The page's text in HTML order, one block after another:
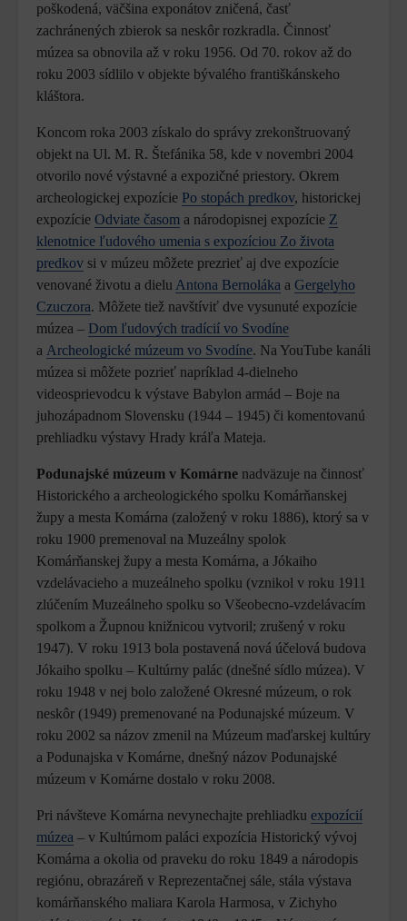
poškodená, väčšina exponátov zničená, časť
zachránených zbierok sa neskôr rozkradla. Činnosť
múzea sa obnovila až v roku 1956. Od 70. rokov až do
roku 2003 sídlilo v objekte bývalého františkánskeho
kláštora.
Koncom roka 2003 získalo do správy zrekonštruovaný
objekt na Ul. M. R. Štefánika 58, kde v novembri 2004
otvorilo nové výstavné a expozičné priestory. Okrem
archeologickej expozície Po stopách predkov, historickej
expozície Odviate časom a národopisnej expozície Z
klenotnice ľudového umenia s expozíciou Zo života
predkov si v múzeu môžete prezrieť aj dve expozície
venované životu a dielu Antona Bernoláka a Gergelyho
Czuczora. Môžete tiež navštíviť dve vysunuté expozície
múzea – Dom ľudových tradícií vo Svodíne
a Archeologické múzeum vo Svodíne. Na YouTube kanáli
múzea si môžete pozrieť napríklad 4-dielneho
videosprievodcu k výstave Babylon armád – Boje na
juhozápadnom Slovensku (1944 – 1945) či komentovanú
prehliadku výstavy Hrady kráľa Mateja.
Podunajské múzeum v Komárne nadväzuje na činnosť
Historického a archeologického spolku Komárňanskej
župy a mesta Komárna (založený v roku 1886), ktorý sa v
roku 1900 premenoval na Muzeálny spolok
Komárňanskej župy a mesta Komárna, a Jókaiho
vzdelávacieho a muzeálneho spolku (vznikol v roku 1911
zlúčením Muzeálneho spolku so Všeobecno-vzdelávacím
spolkom a Župnou knižnicou vytvoril; zrušený v roku
1947). V roku 1913 bola postavená nová účelová budova
Jókaiho spolku – Kultúrny palác (dnešné sídlo múzea). V
roku 1948 v nej bolo založené Okresné múzeum, o rok
neskôr (1949) premenované na Podunajské múzeum. V
roku 2002 sa názov zmenil na Múzeum maďarskej kultúry
a Podunajska v Komárne, dnešný názov Podunajské
múzeum v Komárne dostalo v roku 2008.
Pri návšteve Komárna nevynechajte prehliadku expozícií
múzea – v Kultúrnom paláci expozícia Historický vývoj
Komárna a okolia od praveku do roku 1849 a národopis
regiónu, obrazáreň v Reprezentačnej sále, stála výstava
komárňanského maliara Karola Harmosa, v Zichyho